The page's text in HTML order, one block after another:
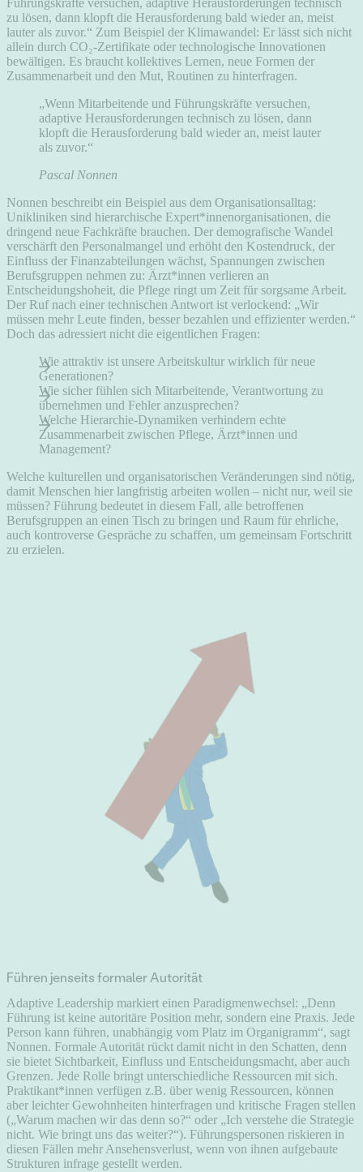
zu lösen, dann klopft die Herausforderung bald wieder an, meist
lauter als zuvor.“ Zum Beispiel der Klimawandel: Er lässt sich nicht
allein durch CO₂-Zertifikate oder technologische Innovationen
bewältigen. Es braucht kollektives Lernen, neue Formen der
Zusammenarbeit und den Mut, Routinen zu hinterfragen.
„Wenn Mitarbeitende und Führungskräfte versuchen,
adaptive Herausforderungen technisch zu lösen, dann
klopft die Herausforderung bald wieder an, meist lauter
als zuvor.“
Pascal Nonnen
Nonnen beschreibt ein Beispiel aus dem Organisationsalltag:
Unikliniken sind hierarchische Expert*innenorganisationen, die
dringend neue Fachkräfte brauchen. Der demografische Wandel
verschärft den Personalmangel und erhöht den Kostendruck, der
Einfluss der Finanzabteilungen wächst, Spannungen zwischen
Berufsgruppen nehmen zu: Ärzt*innen verlieren an
Entscheidungshoheit, die Pflege ringt um Zeit für sorgsame Arbeit.
Der Ruf nach einer technischen Antwort ist verlockend: „Wir
müssen mehr Leute finden, besser bezahlen und effizienter werden.“
Doch das adressiert nicht die eigentlichen Fragen:
Wie attraktiv ist unsere Arbeitskultur wirklich für neue
Generationen?
Wie sicher fühlen sich Mitarbeitende, Verantwortung zu
übernehmen und Fehler anzusprechen?
Welche Hierarchie-Dynamiken verhindern echte
Zusammenarbeit zwischen Pflege, Ärzt*innen und
Management?
Welche kulturellen und organisatorischen Veränderungen sind nötig,
damit Menschen hier langfristig arbeiten wollen – nicht nur, weil sie
müssen? Führung bedeutet in diesem Fall, alle betroffenen
Berufsgruppen an einen Tisch zu bringen und Raum für ehrliche,
auch kontroverse Gespräche zu schaffen, um gemeinsam Fortschritt
zu erzielen.
Führen jenseits formaler Autorität
Adaptive Leadership markiert einen Paradigmenwechsel: „Denn
Führung ist keine autoritäre Position mehr, sondern eine Praxis. Jede
Person kann führen, unabhängig vom Platz im Organigramm“, sagt
Nonnen. Formale Autorität rückt damit nicht in den Schatten, denn
sie bietet Sichtbarkeit, Einfluss und Entscheidungsmacht, aber auch
Grenzen. Jede Rolle bringt unterschiedliche Ressourcen mit sich.
Praktikant*innen verfügen z.B. über wenig Ressourcen, können
aber leichter Gewohnheiten hinterfragen und kritische Fragen stellen
(„Warum machen wir das denn so?“ oder „Ich verstehe die Strategie
nicht. Wie bringt uns das weiter?“). Führungspersonen riskieren in
diesen Fällen mehr Ansehensverlust, wenn von ihnen aufgebaute
Strukturen infrage gestellt werden.